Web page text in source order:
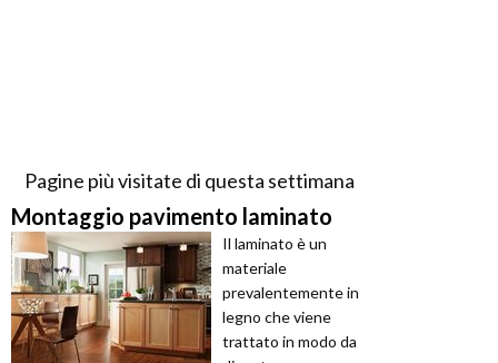
Pagine più visitate di questa settimana
Montaggio pavimento laminato
Il laminato è un
materiale
prevalentemente in
legno che viene
trattato in modo da